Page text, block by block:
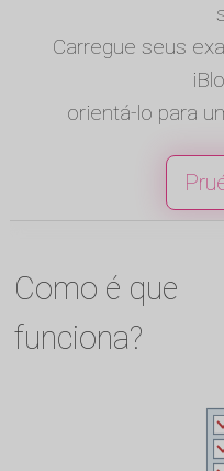
Carregue seus
orientá-lo para
Como é que
funciona?